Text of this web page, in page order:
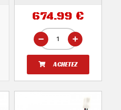
674.99 €
ACHETEZ